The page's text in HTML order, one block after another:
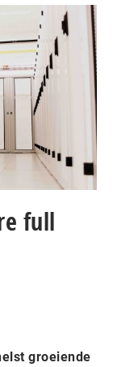
full
groeiende